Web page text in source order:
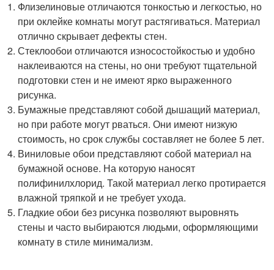
Флизелиновые отличаются тонкостью и легкостью, но
при оклейке комнаты могут растягиваться. Материал
отлично скрывает дефекты стен.
Стеклообои отличаются износостойкостью и удобно
наклеиваются на стены, но они требуют тщательной
подготовки стен и не имеют ярко выраженного
рисунка.
Бумажные представляют собой дышащий материал,
но при работе могут рваться. Они имеют низкую
стоимость, но срок службы составляет не более 5 лет.
Виниловые обои представляют собой материал на
бумажной основе. На которую наносят
полифинилхлорид. Такой материал легко протирается
влажной тряпкой и не требует ухода.
Гладкие обои без рисунка позволяют выровнять
стены и часто выбираются людьми, оформляющими
комнату в стиле минимализм.